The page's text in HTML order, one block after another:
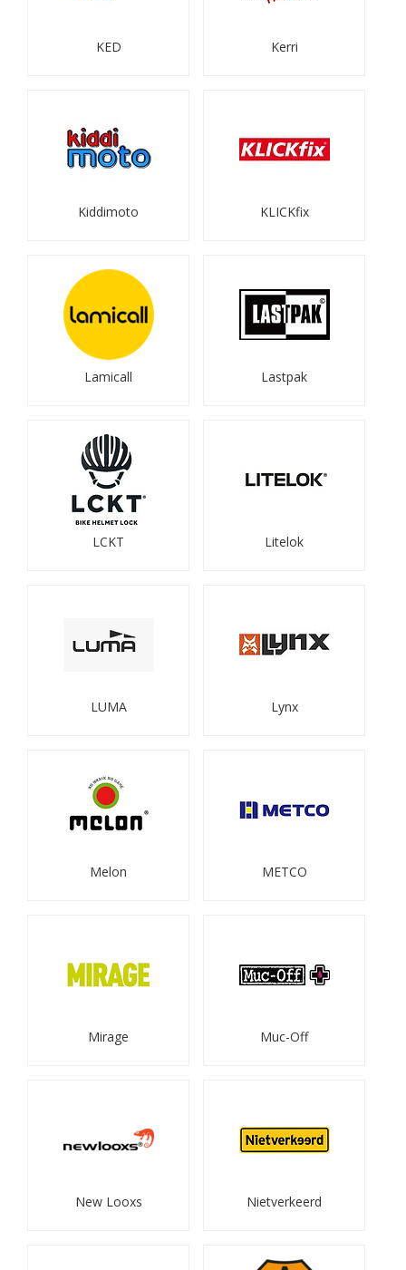
KED Kerri
Kiddimoto KLICKfix
Lamicall Lastpak
LCKT Litelok
LUMA Lynx
Melon METCO
Mirage Muc-Off
New Looxs Nietverkeerd